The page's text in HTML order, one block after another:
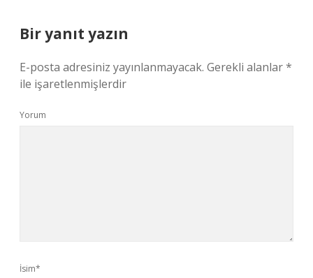
Bir yanıt yazın
E-posta adresiniz yayınlanmayacak. Gerekli alanlar*
ile işaretlenmişlerdir
Yorum
İsim*